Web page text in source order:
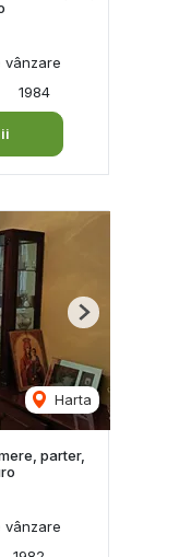
vânzare
1984
Harta
Next
parter,
vânzare